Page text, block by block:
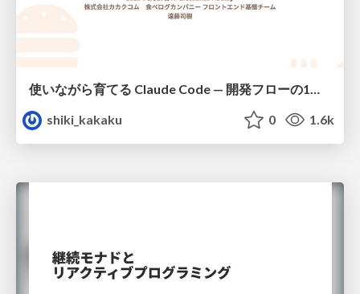
使いながら育てる Claude Code — 開発フローの1コマンド化 × 繰り返し指摘の自動仕組み化
shiki_kakaku
0 1.6k